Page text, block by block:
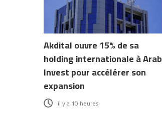
Akdital ouvre 15% de sa
holding internationale à Arab
Invest pour accélérer son
expansion
il y a 10 heures